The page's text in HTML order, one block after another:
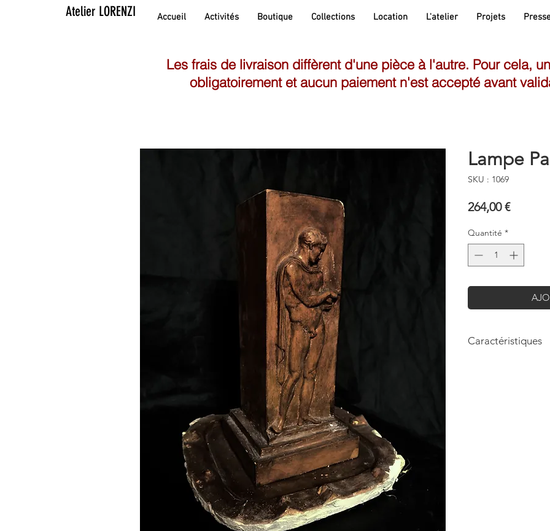
Atelier LORENZI Accueil Activités Boutique Collections Location L'atelier Projets
Lampe
SKU : 1069
264,00 €Prix
Quantité *
Caractéristiques
Les frais de livraison diffèrent d'une pièce à l'autre. Pour cela,
obligatoirement et aucun paiement n'est accepté avant